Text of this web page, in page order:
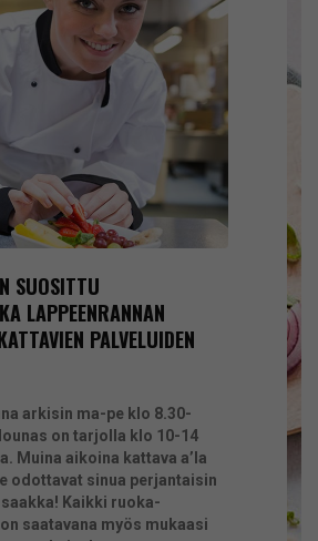
SUOSITTU
LAPPEENRANNAN
PALVELUIDEN
arkisin ma-pe klo 8.30-
on tarjolla klo 10-14
Muina aikoina kattava a’la
odottavat sinua perjantaisin
Kaikki ruoka-
saatavana myös mukaasi